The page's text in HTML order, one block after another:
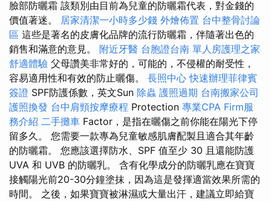
臉部防曬霜 該類別由目前為兒童的防曬霜代表，對金錢的
價值著迷。 居家清潔一小時多少錢 外燴佈置 台中整骨討論
區 這些是著名的皮膚化品牌的流行防曬霜，伴隨著出色的
銷售和滿意的意見。 附近牙醫 台胞證台南 單人房護理之家
舒適體驗 父母讚美非常好的，可能的，不侵權的耐受性，
容易適用性和有效的防止曬傷。 長照中心 快速辦理菲律賓
簽證 SPF防護係數，英文Sun 除蟲 護照過期 台南搬家公司
護照換發 台中肩頸按摩療程 Protection 專業CPA Firm服
務介紹 二手攤車 Factor，是指在曬傷之前你能在陽光下停
留多久。 您需要一款專為兒童敏感肌膚配製且適合其年齡
的防曬霜。 您應該選擇防水、SPF 值至少 30 且還能防護
UVA 和 UVB 的防曬乳。 含有化學成分的防曬乳應在寶寶
接觸陽光前20-30分鐘塗抹，因為這是發揮適當效果所需的
時間。 之後，如果寶寶被淋濕或大量出汗，建議立即給寶